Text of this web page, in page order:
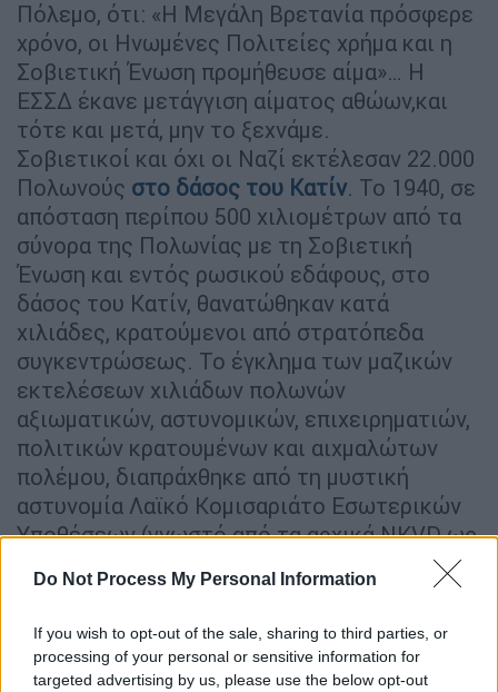
Do Not Process My Personal Information
If you wish to opt-out of the sale, sharing to third parties, or
processing of your personal or sensitive information for
targeted advertising by us, please use the below opt-out
Πόλεμο, ότι: «Η Μεγάλη Βρετανία πρόσφερε
χρόνο, οι Ηνωμένες Πολιτείες χρήμα και η
Σοβιετική Ένωση προμήθευσε αίμα»… Η
ΕΣΣΔ έκανε μετάγγιση αίματος αθώων,και
τότε και μετά, μην το ξεχνάμε.
Σοβιετικοί και όχι οι Ναζί εκτέλεσαν 22.000
Πολωνούς στο δάσος του Κατίν. Το 1940, σε
απόσταση περίπου 500 χιλιομέτρων από τα
σύνορα της Πολωνίας με τη Σοβιετική
Ένωση και εντός ρωσικού εδάφους, στο
δάσος του Κατίν, θανατώθηκαν κατά
χιλιάδες, κρατούμενοι από στρατόπεδα
συγκεντρώσεως. Το έγκλημα των μαζικών
εκτελέσεων χιλιάδων πολωνών
αξιωματικών, αστυνομικών, επιχειρηματιών,
πολιτικών κρατουμένων και αιχμαλώτων
πολέμου, διαπράχθηκε από τη μυστική
αστυνομία Λαϊκό Κομισαριάτο Εσωτερικών
Υποθέσεων (γνωστό από τα αρχικά NKVD ως
ΔΙΑΒΑΣΤΕ ΕΠΙΣΗΣ
Ιστορία|08.02.2022 07:45